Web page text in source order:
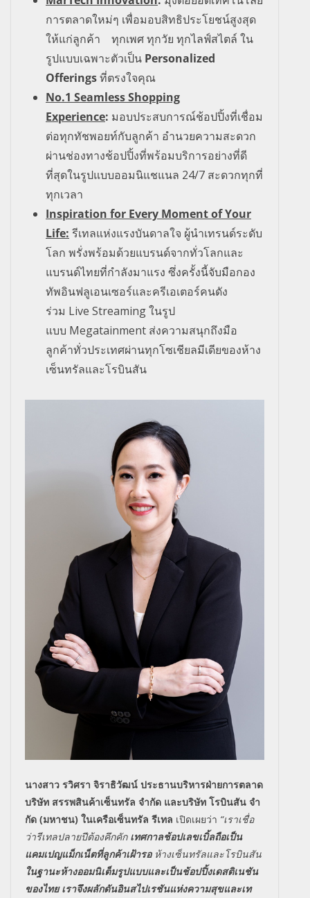
การตลาดใหม่ๆ เพื่อมอบสิทธิประโยชน์สูงสุด
ให้แก่ลูกค้า
ทุกเพศ ทุกวัย ทุกไลฟ์สไตล์ ใน
รูปแบบเฉพาะตัวเป็น Personalized
Offeringsที่ตรงใจคุณ
No.1 Seamless Shopping
Experience: มอบประสบการณ์ช้อปปิ้งที่เชื่อม
ต่อทุกทัชพอยท์กับลูกค้า อำนวยความสะดวก
ผ่านช่องทางช้อปปิ้งที่พร้อมบริการอย่างที่ดี
ที่สุดในรูปแบบออมนิแชแนล 24/7 สะดวกทุกที่
ทุกเวลา
Inspiration for Every Moment of Your
Life: รีเทลแห่งแรงบันดาลใจ ผู้นำเทรนด์ระดับ
โลก พรั่งพร้อมด้วยแบรนด์จากทั่วโลกและ
แบรนด์ไทยที่กำลังมาแรง ซึ่งครั้งนี้จับมือกอง
ทัพอินฟลูเอนเซอร์และครีเอเตอร์คนดัง
ร่วม Live Streamingในรูป
แบบ Megatainment ส่งความสนุกถึงมือ
ลูกค้าทั่วประเทศผ่านทุกโซเชียลมีเดียของห้าง
เซ็นทรัลและโรบินสัน
นางสาว รวิศรา จิราธิวัฒน์ ประธานบริหารฝ่ายการตลาด
บริษัท สรรพสินค้าเซ็นทรัล จํากัด และบริษัท โรบินสัน จํา
กัด (มหาชน) ในเครือเซ็นทรัล รีเทล เปิดเผยว่า “เราเชื่อ
ว่ารีเทลปลายปีต้องคึกคัก เทศกาลช้อปเลขเบิ้ลถือเป็น
แคมเปญแม็กเน็ตที่ลูกค้าเฝ้ารอห้างเซ็นทรัลและโรบินสัน
ในฐานะห้างออมนิเต็มรูปแบบและเป็นช้อปปิ้งเดสติเนชัน
ของไทย เราจึงผลักดันอินสไปเรชันแห่งความสุขและเท